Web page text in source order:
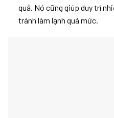
quả. Nó cũng giúp duy trì
tránh làm lạnh quá mức.